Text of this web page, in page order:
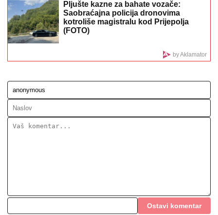
Ovako su SESTRE AHMIĆ izgledale pre svih
OPERACIJA! Isplivala njihova fotografija iz noćnog
provoda, ZIFT CRNE KOSE, niko ne bi rekao da su
"DA TI UNIŠTIM I OVAJ BRAK, PA TE
DECOM KOJE NEMAJU ZA ŽIVOT" U
Ana Nikolić se oglasila: "Ne govori
kojoj je odrasla, a malo ko zna da je